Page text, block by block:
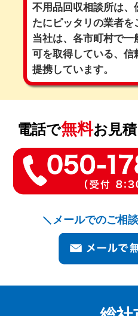
不用品回収相談所は
たにピッタリの業者を
当社は、各市町村で
可を取得している、 信
提携しています。
電話で無料お見積
メールでのご相